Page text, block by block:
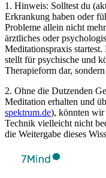
1. Hinweis: Solltest du
Erkrankung haben oder
Probleme allein nicht
ärztliches oder
Meditationspraxis
stellt für psychische und
Therapieform dar,
2. Ohne die Dutzenden
Meditation erhalten und
spektrum.de), könnten wir
Technik vielleicht nicht
die Weitergabe dieses